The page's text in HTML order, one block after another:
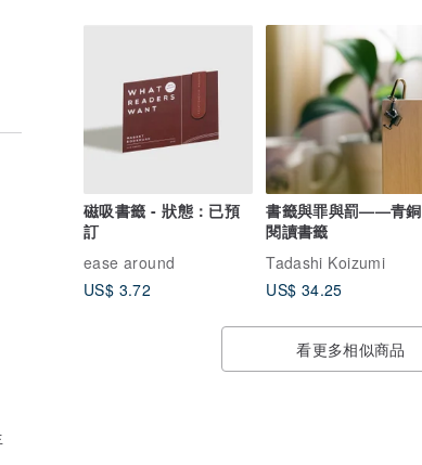
磁吸書籤 - 狀態：已預
訂
ease around
US$ 3.72
書籤與罪與罰——青銅
閱讀書籤
Tadashi Koizumi
US$ 34.25
看更多相似商品